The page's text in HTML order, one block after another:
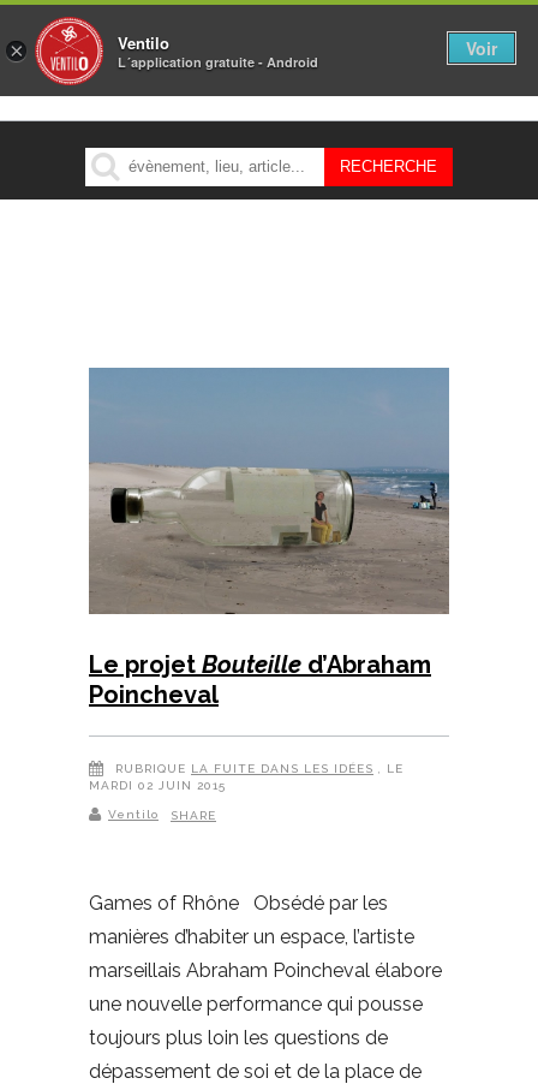
MENU
Le projet Bouteille d’Abraham
Poincheval
RUBRIQUE LA FUITE DANS LES IDÉES
, LE
MARDI 02 JUIN 2015
Ventilo SHARE
Games of Rhône Obsédé par les
manières d’habiter un espace, l’artiste
marseillais Abraham Poincheval élabore
une nouvelle performance qui pousse
toujours plus loin les questions de
dépassement de soi et de la place de
× Ventilo
L´application gratuite - Android
Voir